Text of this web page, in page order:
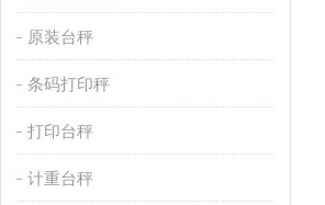
原装台秤
条码打印秤
打印台秤
计重台秤